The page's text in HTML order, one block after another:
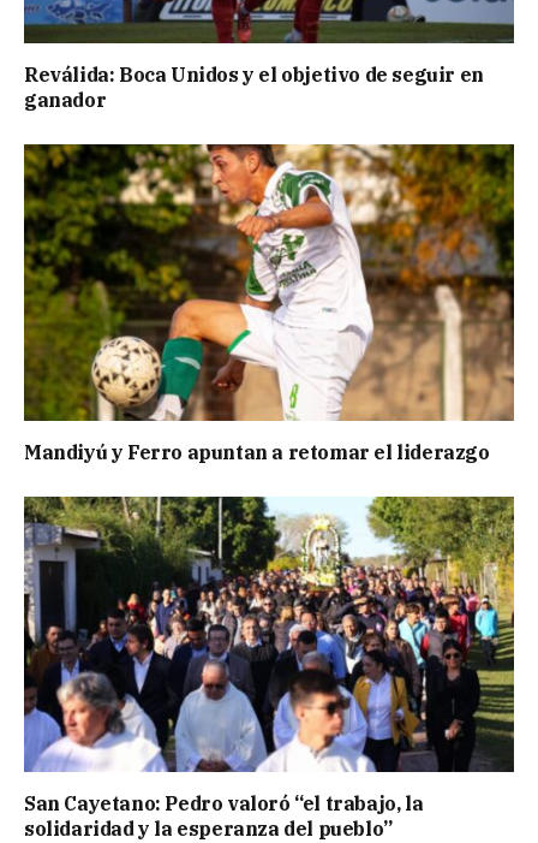
Reválida: Boca Unidos y el objetivo de seguir en
ganador
Mandiyú y Ferro apuntan a retomar el liderazgo
San Cayetano: Pedro valoró “el trabajo, la
solidaridad y la esperanza del pueblo”